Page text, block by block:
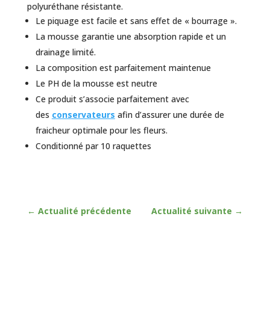
polyuréthane résistante.
Le piquage est facile et sans effet de « bourrage ».
La mousse garantie une absorption rapide et un
drainage limité.
La composition est parfaitement maintenue
Le PH de la mousse est neutre
Ce produit s’associe parfaitement avec
des conservateurs afin d’assurer une durée de
fraicheur optimale pour les fleurs.
Conditionné par 10 raquettes
← Actualité précédente Actualité suivante →